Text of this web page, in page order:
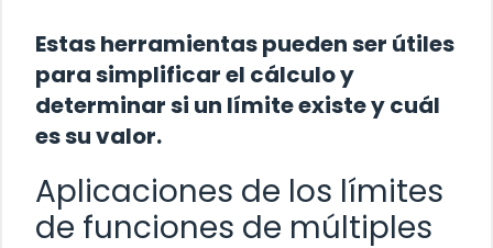
Estas herramientas pueden ser útiles
para simplificar el cálculo y
determinar si un límite existe y cuál
es su valor.
Aplicaciones de los límites
de funciones de múltiples